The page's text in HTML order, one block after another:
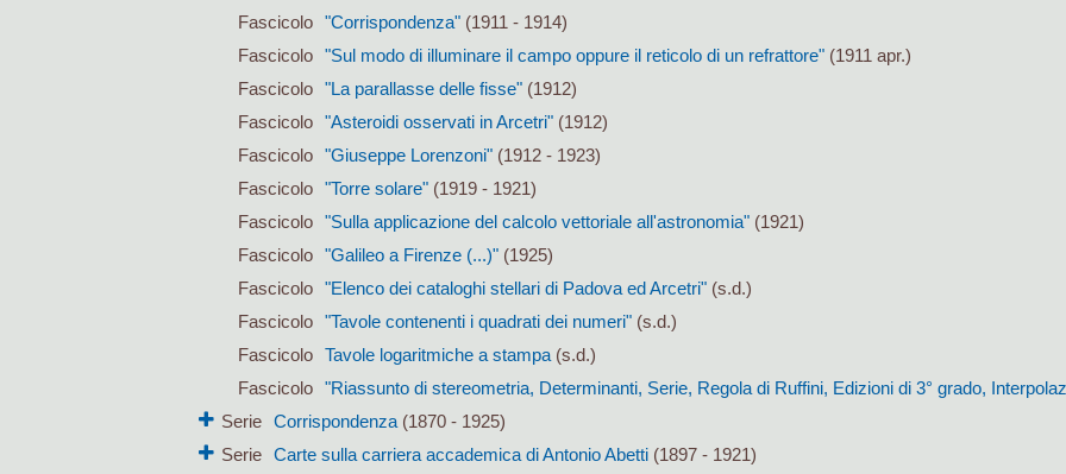
Fascicolo
"Corrispondenza"(1911 - 1914)
Fascicolo
"Sul modo di illuminare il campo oppure il reticolo di un refrattore"(1911 apr.)
Fascicolo
"La parallasse delle fisse"(1912)
Fascicolo
"Asteroidi osservati in Arcetri"(1912)
Fascicolo
"Giuseppe Lorenzoni"(1912 - 1923)
Fascicolo
"Torre solare"(1919 - 1921)
Fascicolo
"Sulla applicazione del calcolo vettoriale all'astronomia"(1921)
Fascicolo
"Galileo a Firenze (...)"(1925)
Fascicolo
"Elenco dei cataloghi stellari di Padova ed Arcetri"(s.d.)
Fascicolo
"Tavole contenenti i quadrati dei numeri"(s.d.)
Fascicolo
Tavole logaritmiche a stampa(s.d.)
Fascicolo
"Riassunto di stereometria, Determinanti, Serie, Regola di Ruffini, Edizioni di 3° grado,
Serie
Corrispondenza (1870 - 1925)
Serie
Carte sulla carriera accademica di Antonio Abetti (1897 - 1921)